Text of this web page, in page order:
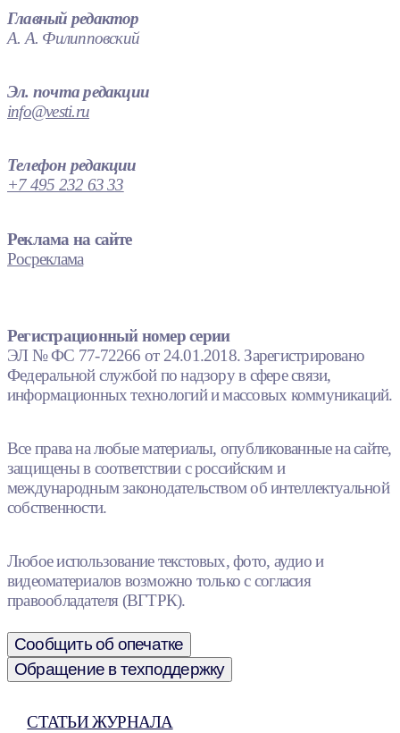
Главный редактор
А. А. Филипповский
Эл. почта редакции
info@vesti.ru
Телефон редакции
+7 495 232 63 33
Реклама на сайте
Росреклама
Регистрационный номер серии
ЭЛ № ФС 77-72266 от 24.01.2018. Зарегистрировано
Федеральной службой по надзору в сфере связи,
информационных технологий и массовых коммуникаций.
Все права на любые материалы, опубликованные на сайте,
защищены в соответствии с российским и
международным законодательством об интеллектуальной
собственности.
Любое использование текстовых, фото, аудио и
видеоматериалов возможно только с согласия
правообладателя (ВГТРК).
Сообщить об опечатке
Обращение в техподдержку
СТАТЬИ ЖУРНАЛА